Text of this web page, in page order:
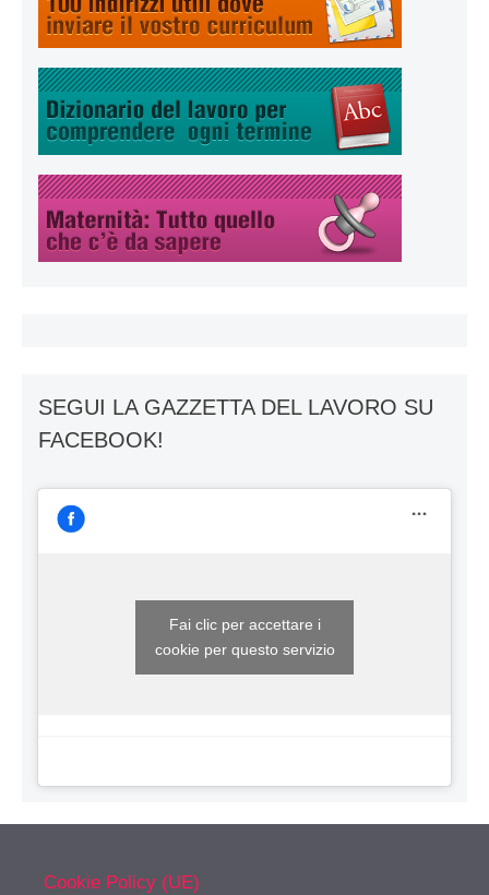
SEGUI LA GAZZETTA DEL LAVORO SU
FACEBOOK!
Fai clic per accettare i
cookie per questo servizio
Cookie Policy (UE)